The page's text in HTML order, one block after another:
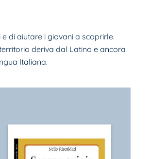
di aiutare i giovani a scoprirle.
deriva dal Latino e ancora
Italiana.